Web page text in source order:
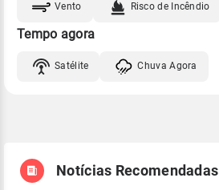
Vento Risco de Incêndio
Tempo agora
Satélite Chuva Agora
Notícias Recomendadas